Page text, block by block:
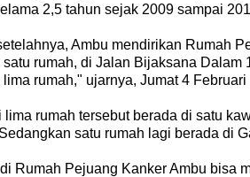
2,5 tahun sejak 2009 sampai
Ambu mendirikan Rumah
satu rumah, di Jalan Bijaksana Dalam
rumah," ujarnya, Jumat 4 Februari
lima rumah tersebut berada di satu
satu rumah lagi berada di
Rumah Pejuang Kanker Ambu bisa